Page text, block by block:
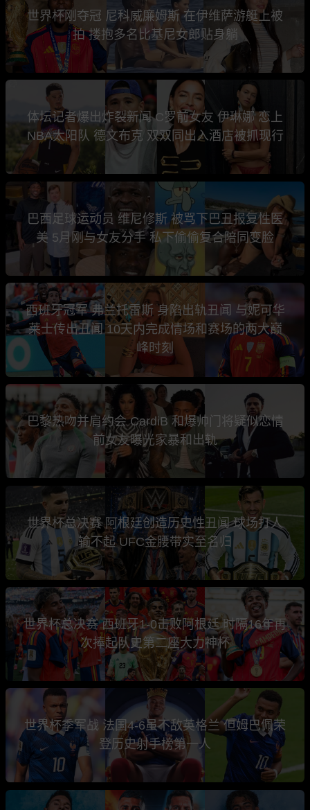
世界杯刚夺冠 尼科威廉姆斯 在伊维萨游艇上被
拍 搂抱多名比基尼女郎贴身躺
体坛记者爆出炸裂新闻 C罗前女友 伊琳娜 恋上
NBA太阳队 德文布克 双双同出入酒店被抓现行
巴西足球运动员 维尼修斯 被骂下巴丑报复性医
美 5月刚与女友分手 私下偷偷复合陪同变脸
西班牙冠军 弗兰托雷斯 身陷出轨丑闻 与妮可华
莱士传出丑闻 10天内完成情场和赛场的两大巅
峰时刻
巴黎热吻并肩约会 CardiB 和爆帅门将疑似恋情
前女友曝光家暴和出轨
世界杯总决赛 阿根廷创造历史性丑闻 球场打人
输不起 UFC金腰带实至名归
世界杯总决赛 西班牙1-0击败阿根廷 时隔16年再
次捧起队史第二座大力神杯
世界杯季军战 法国4-6虽不敌英格兰 但姆巴佩荣
登历史射手榜第一人